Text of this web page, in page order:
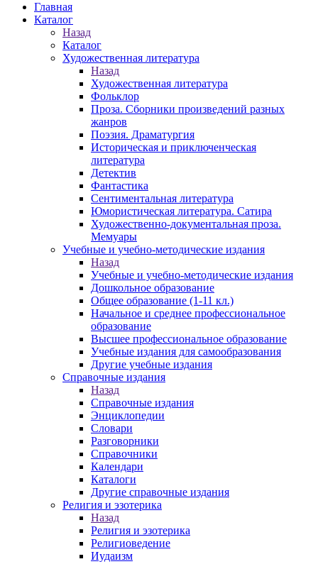
Главная
Каталог
Назад
Каталог
Художественная литература
Назад
Художественная литература
Фольклор
Проза. Сборники произведений разных
жанров
Поэзия. Драматургия
Историческая и приключенческая
литература
Детектив
Фантастика
Сентиментальная литература
Юмористическая литература. Сатира
Художественно-документальная проза.
Мемуары
Учебные и учебно-методические издания
Назад
Учебные и учебно-методические издания
Дошкольное образование
Общее образование (1-11 кл.)
Начальное и среднее профессиональное
образование
Высшее профессиональное образование
Учебные издания для самообразования
Другие учебные издания
Справочные издания
Назад
Справочные издания
Энциклопедии
Словари
Разговорники
Справочники
Календари
Каталоги
Другие справочные издания
Религия и эзотерика
Назад
Религия и эзотерика
Религиоведение
Иудаизм